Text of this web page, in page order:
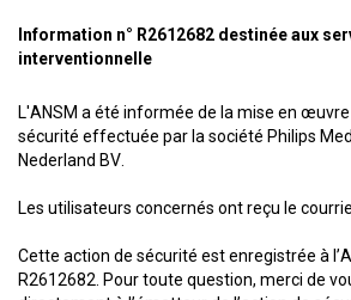
Information n° R2612682 destinée aux
interventionnelle
L'ANSM a été informée de la mise en œuvre
sécurité effectuée par la société Philips
Nederland BV.
Les utilisateurs concernés ont reçu le
Cette action de sécurité est enregistrée à
R2612682. Pour toute question, merci de